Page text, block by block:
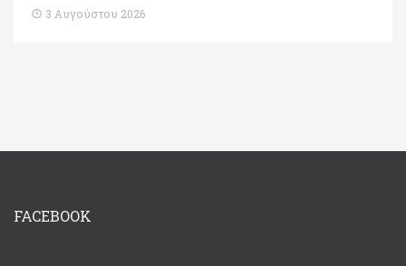
3 Αυγούστου 2026
FACEBOOK